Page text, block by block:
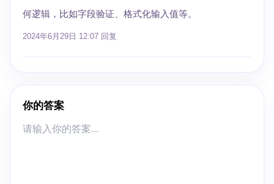
何逻辑，比如字段验证、格式化输入值等。
2024年6月29日 12:07 回复
你的答案